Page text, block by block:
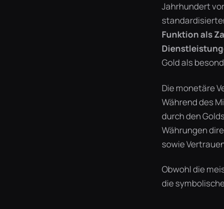
Jahrhundert
Funktion als
Gold als
Die monetäre
Während des
durch den
Währungen
sowie
Obwohl die
die